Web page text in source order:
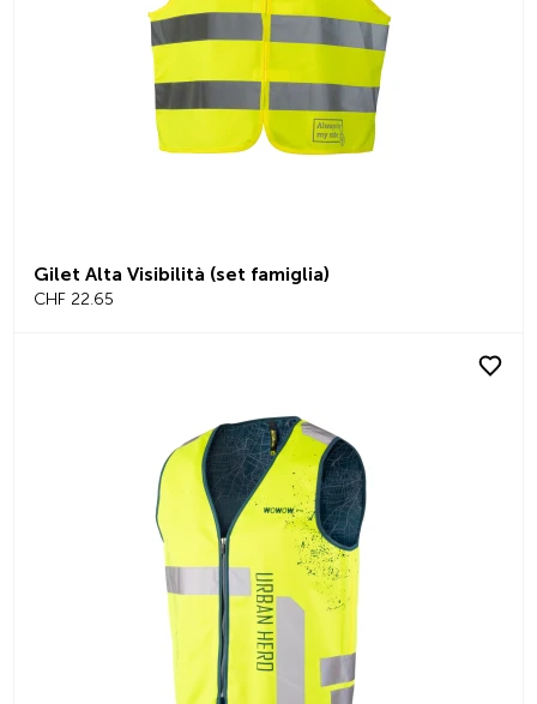
Gilet Alta Visibilità (set famiglia)
CHF 22.65